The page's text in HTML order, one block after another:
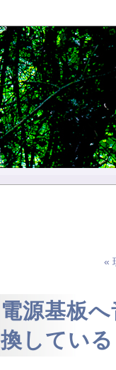
«
電源基板
換してい